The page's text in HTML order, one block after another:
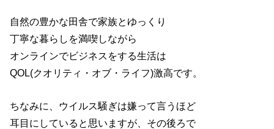
自然の豊かな田舎で家族とゆっくり
丁寧な暮らしを満喫しながら
オンラインでビジネスをする生活は
QOL(クオリティ・オブ・ライフ)激高です。
ちなみに、ウイルス騒ぎは嫌って言うほど
耳目にしていると思いますが、その後ろで